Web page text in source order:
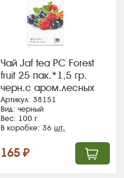
Чай Jaf tea PC Forest
fruit 25 пак.*1,5 гр.
черн.с аром.лесных
ягод (36) (367)
Артикул: 38151
Вид: черный
Вес: 100 г
В коробке: 36шт.
165 ₽